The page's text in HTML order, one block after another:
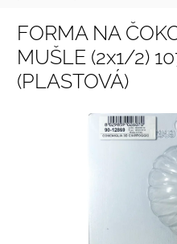
FORMA NA
MUŠLE (2x1/2)
(PLASTOVÁ)